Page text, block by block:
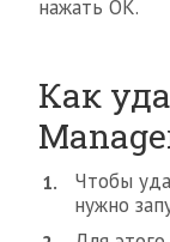
нажать ОК.
Как
Чтобы
нужно